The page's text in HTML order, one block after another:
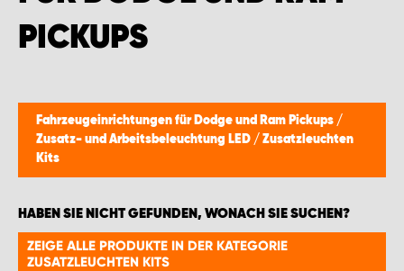
PICKUPS
Fahrzeugeinrichtungen für Dodge und Ram Pickups /
Zusatz- und Arbeitsbeleuchtung LED / Zusatzleuchten
Kits
HABEN SIE NICHT GEFUNDEN, WONACH SIE SUCHEN?
ZEIGE ALLE PRODUKTE IN DER KATEGORIE
ZUSATZLEUCHTEN KITS
MONTAGEPARTNER WIEN 1230